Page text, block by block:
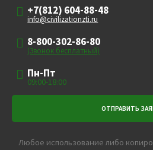
+7(812) 604-88-48
info@civilizationzti.ru
8-800-302-86-80
(Звонок бесплатный)
Пн-Пт
09:00-18:00
Любое использование либо